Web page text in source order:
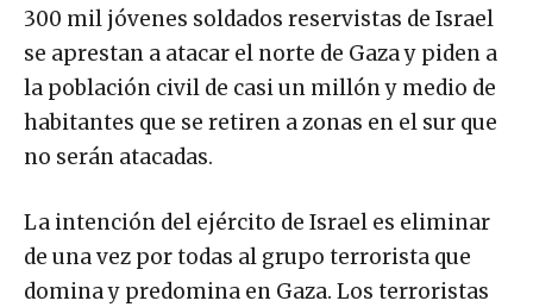
300 mil jóvenes soldados reservistas de Israel
se aprestan a atacar el norte de Gaza y piden a
la población civil de casi un millón y medio de
habitantes que se retiren a zonas en el sur que
no serán atacadas.
La intención del ejército de Israel es eliminar
de una vez por todas al grupo terrorista que
domina y predomina en Gaza. Los terroristas